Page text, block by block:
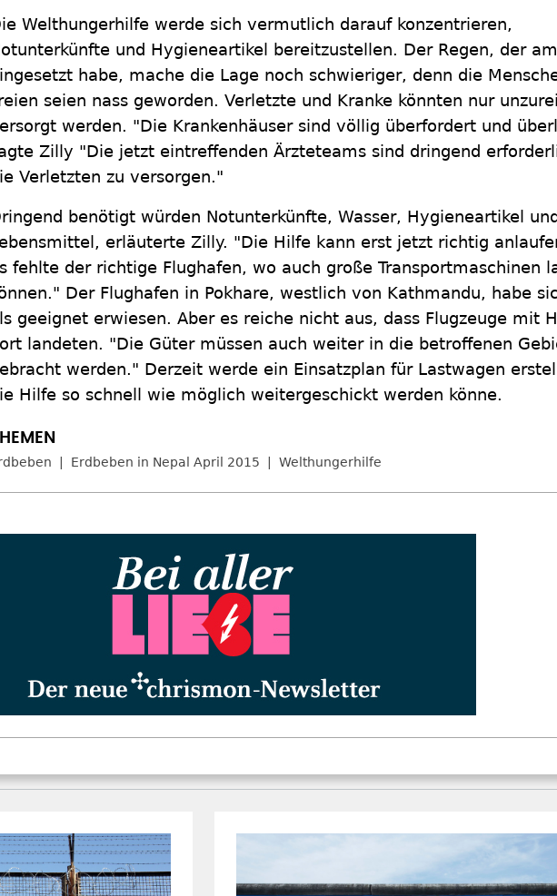
Welthungerhilfe werde sich vermutlich darauf konzentrieren,
und Hygieneartikel bereitzustellen. Der Regen, der
habe, mache die Lage noch schwieriger, denn die
seien nass geworden. Verletzte und Kranke könnten nur
werden. "Die Krankenhäuser sind völlig überfordert und
Zilly "Die jetzt eintreffenden Ärzteteams sind dringend
Verletzten zu versorgen."
benötigt würden Notunterkünfte, Wasser, Hygieneartikel und
erläuterte Zilly. "Die Hilfe kann erst jetzt richtig
fehlte der richtige Flughafen, wo auch große Transportmaschinen
Der Flughafen in Pokhare, westlich von Kathmandu, habe
geeignet erwiesen. Aber es reiche nicht aus, dass Flugzeuge mit
landeten. "Die Güter müssen auch weiter in die betroffenen
werden." Derzeit werde ein Einsatzplan für Lastwagen
Hilfe so schnell wie möglich weitergeschickt werden könne.
Erdbeben in Nepal April 2015 Welthungerhilfe